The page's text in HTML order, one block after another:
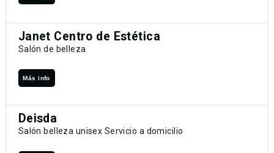
Janet Centro de Estética
Salón de belleza
Más info
Deisda
Salón belleza unisex Servicio a domicilio